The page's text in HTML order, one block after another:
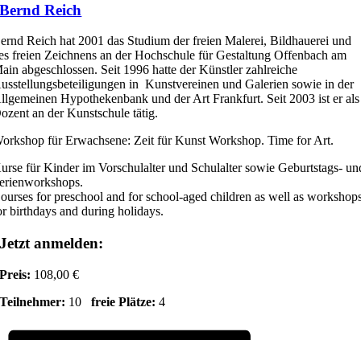
Bernd Reich
Reich hat 2001 das Studium der freien Malerei, Bildhauerei und
freien Zeichnens an der Hochschule für Gestaltung Offenbach am
abgeschlossen. Seit 1996 hatte der Künstler zahlreiche
in Kunstvereinen und Galerien sowie in der
Hypothekenbank und der Art Frankfurt. Seit 2003 ist er als
an der Kunstschule tätig.
für Erwachsene: Zeit für Kunst Workshop. Time for Art.
für Kinder im Vorschulalter und Schulalter sowie Geburtstags-
for preschool and for school-aged children as well as
birthdays and during holidays.
Jetzt anmelden:
Preis: 108,00 €
Teilnehmer: 10freie Plätze: 4